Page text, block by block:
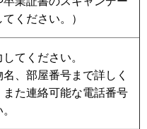
てください。）
てください。
名、部屋番号まで詳しく
た連絡可能な電話番号